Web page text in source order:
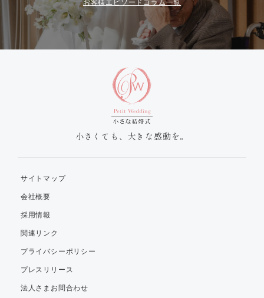
お客様エピソードコラム一覧
小さくても、大きな感動を。
サイトマップ
会社概要
採用情報
関連リンク
プライバシーポリシー
プレスリリース
法人さまお問合わせ